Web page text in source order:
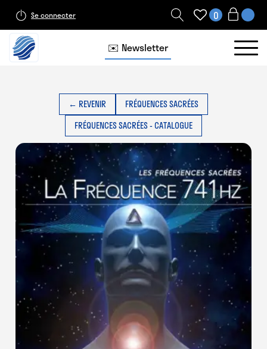
Se connecter 0
✉️ Newsletter
← REVENIR
FRÉQUENCES SACRÉES
FRÉQUENCES SACRÉES - CATALOGUE